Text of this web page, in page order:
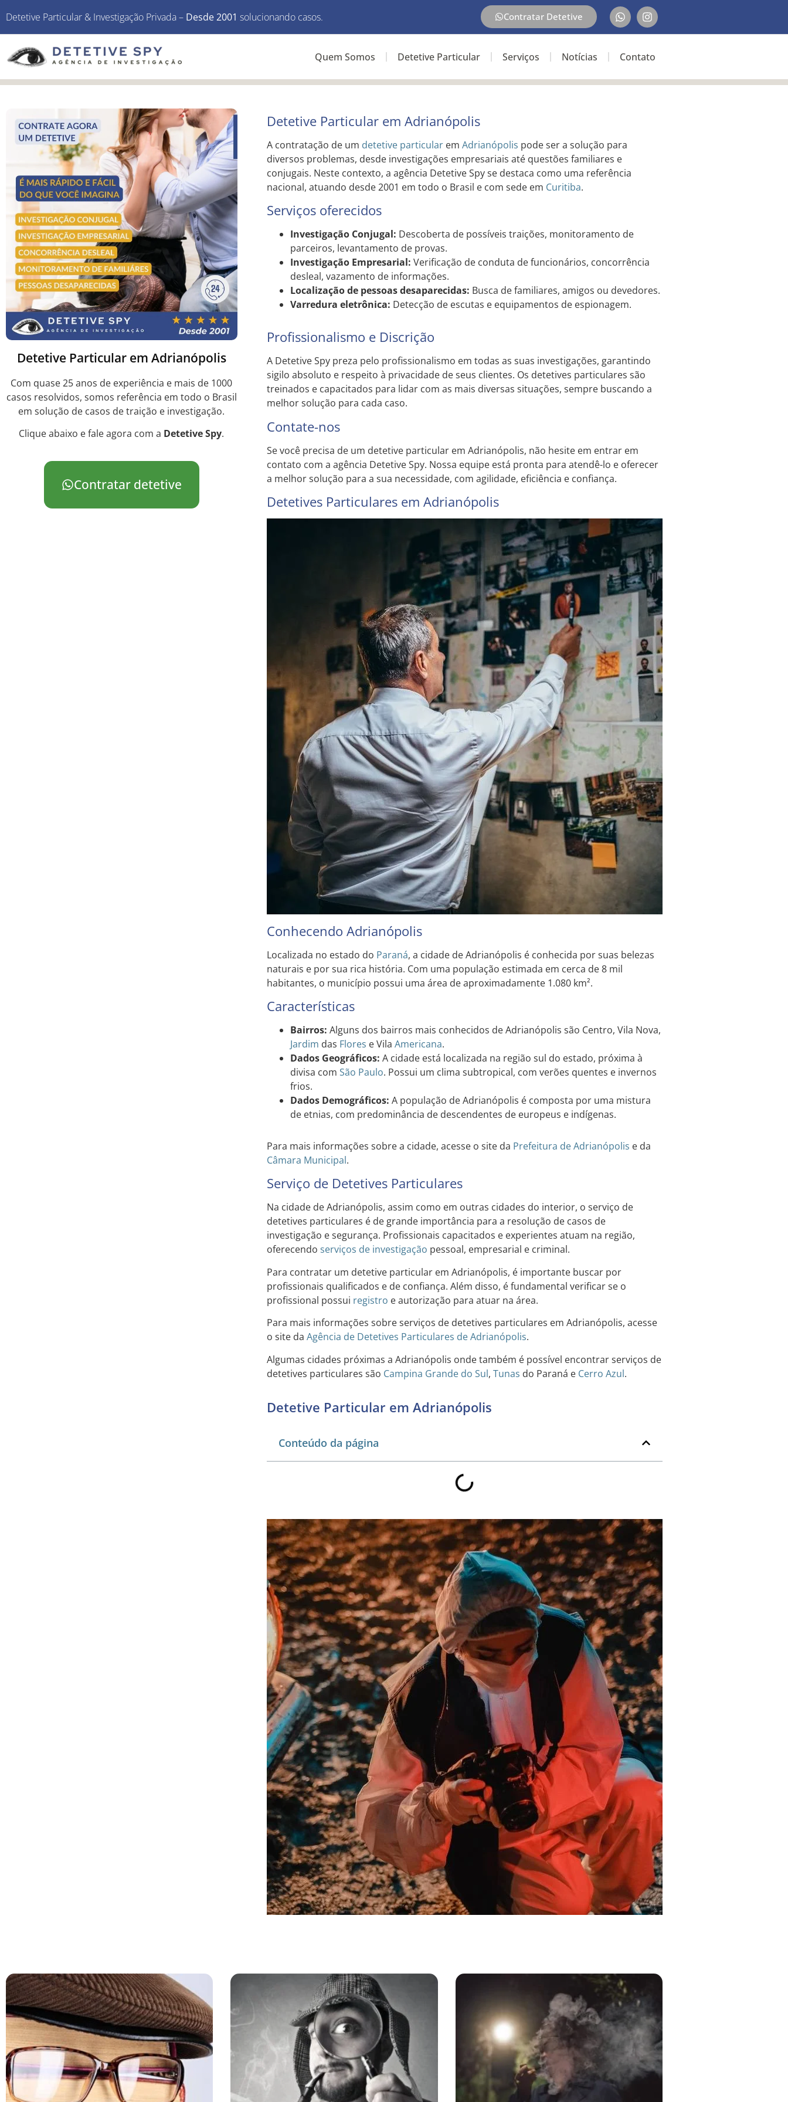
Detetive Particular & Investigação Privada – Desde 2001 solucionando casos. Contratar Detetive
Quem Somos Detetive Particular Serviços Notícias Contato
Detetive Particular em Adrianópolis
Com quase 25 anos de experiência e mais de 1000
casos resolvidos, somos referência em todo o Brasil
em solução de casos de traição e investigação.
Clique abaixo e fale agora com a Detetive Spy.
Contratar detetive
Detetive Particular em Adrianópolis
A contratação de um detetive particularem Adrianópolis pode ser a solução para
diversos problemas, desde investigações empresariais até questões familiares e
conjugais. Neste contexto, a agência Detetive Spy se destaca como uma referência
nacional, atuando desde 2001 em todo o Brasil e com sede em Curitiba.
Serviços oferecidos
Investigação Conjugal: Descoberta de possíveis traições, monitoramento de
parceiros, levantamento de provas.
Investigação Empresarial: Verificação de conduta de funcionários, concorrência
desleal, vazamento de informações.
Localização de pessoas desaparecidas: Busca de familiares, amigos ou devedores.
Varredura eletrônica: Detecção de escutas e equipamentos de espionagem.
Profissionalismo e Discrição
A Detetive Spy preza pelo profissionalismo em todas as suas investigações, garantindo
sigilo absoluto e respeito à privacidade de seus clientes. Os detetives particulares são
treinados e capacitados para lidar com as mais diversas situações, sempre buscando a
melhor solução para cada caso.
Contate-nos
Se você precisa de um detetive particular em Adrianópolis, não hesite em entrar em
contato com a agência Detetive Spy. Nossa equipe está pronta para atendê-lo e oferecer
a melhor solução para a sua necessidade, com agilidade, eficiência e confiança.
Detetives Particulares em Adrianópolis
Conhecendo Adrianópolis
Localizada no estado do Paraná, a cidade de Adrianópolis é conhecida por suas belezas
naturais e por sua rica história. Com uma população estimada em cerca de 8 mil
habitantes, o município possui uma área de aproximadamente 1.080 km².
Características
Bairros: Alguns dos bairros mais conhecidos de Adrianópolis são Centro, Vila Nova,
Jardim das Flores e Vila Americana.
Dados Geográficos: A cidade está localizada na região sul do estado, próxima à
divisa com São Paulo. Possui um clima subtropical, com verões quentes e invernos
frios.
Dados Demográficos: A população de Adrianópolis é composta por uma mistura
de etnias, com predominância de descendentes de europeus e indígenas.
Para mais informações sobre a cidade, acesse o site da Prefeitura de Adrianópolis e da
Câmara Municipal.
Serviço de Detetives Particulares
Na cidade de Adrianópolis, assim como em outras cidades do interior, o serviço de
detetives particulares é de grande importância para a resolução de casos de
investigação e segurança. Profissionais capacitados e experientes atuam na região,
oferecendo serviços de investigação pessoal, empresarial e criminal.
Para contratar um detetive particular em Adrianópolis, é importante buscar por
profissionais qualificados e de confiança. Além disso, é fundamental verificar se o
profissional possui registro e autorização para atuar na área.
Para mais informações sobre serviços de detetives particulares em Adrianópolis, acesse
o site da Agência de Detetives Particulares de Adrianópolis.
Algumas cidades próximas a Adrianópolis onde também é possível encontrar serviços de
detetives particulares são Campina Grande do Sul, Tunas do Paraná e Cerro Azul.
Detetive Particular em Adrianópolis
Conteúdo da página